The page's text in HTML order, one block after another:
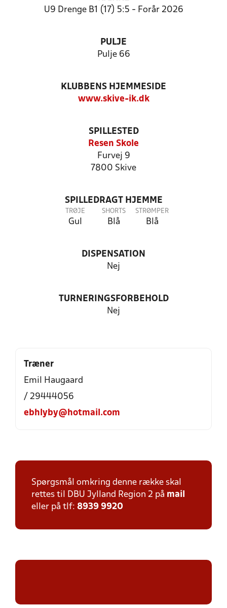
U9 Drenge B1 (17) 5:5 - Forår 2026
PULJE
Pulje 66
KLUBBENS HJEMMESIDE
www.skive-ik.dk
SPILLESTED
Resen Skole
Furvej 9
7800 Skive
SPILLEDRAGT HJEMME
TRØJE
Gul
SHORTS
Blå
STRØMPER
Blå
DISPENSATION
Nej
TURNERINGSFORBEHOLD
Nej
Træner
Emil Haugaard
/ 29444056
ebhlyby@hotmail.com
Spørgsmål omkring denne række skal
rettes til DBU Jylland Region 2 på mail
eller på tlf: 8939 9920